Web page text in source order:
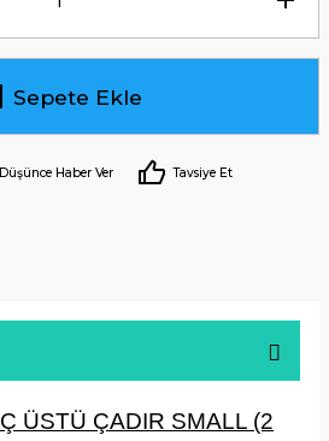
Sepete Ekle
Haber Ver Tavsiye Et
ÜSTÜ ÇADIR SMALL (2